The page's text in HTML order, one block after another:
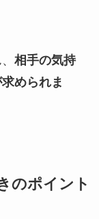
相手の気持
められま
のポイント